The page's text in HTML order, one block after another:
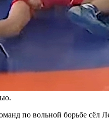
по вольной борьбе